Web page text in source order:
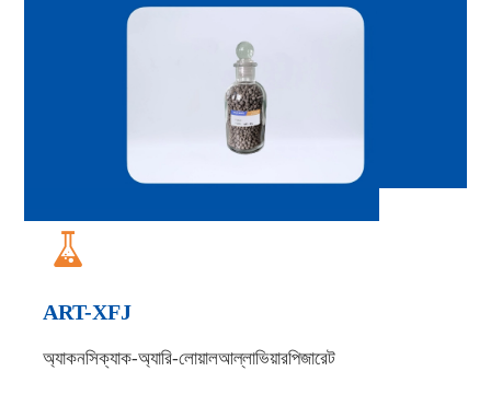

ART-XFJ
অ্যাকনসিক্যাক-অ্যারি-লোয়ালআল্লাভিয়ারপিজারেট